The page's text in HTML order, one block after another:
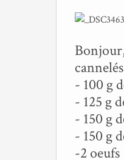
- 100 g
- 125 g
- 150 g
- 150 g
-2 oeufs